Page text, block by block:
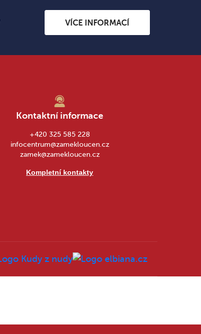
VÍCE INFORMACÍ
Kontaktní informace
+420 325 585 228
infocentrum@zamekloucen.cz
zamek@zamekloucen.cz
Kompletní kontakty